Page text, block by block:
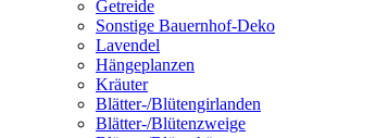
Getreide
Sonstige Bauernhof-Deko
Lavendel
Hängeplanzen
Kräuter
Blätter-/Blütengirlanden
Blätter-/Blütenzweige